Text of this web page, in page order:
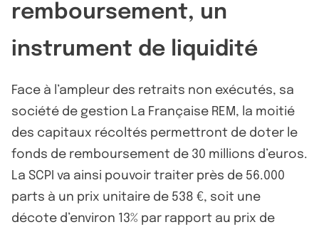
remboursement, un
instrument de liquidité
Face à l’ampleur des retraits non exécutés, sa
société de gestion La Française REM, la moitié
des capitaux récoltés permettront de doter le
fonds de remboursement de 30 millions d’euros.
La SCPI va ainsi pouvoir traiter près de 56.000
parts à un prix unitaire de 538 €, soit une
décote d’environ 13% par rapport au prix de